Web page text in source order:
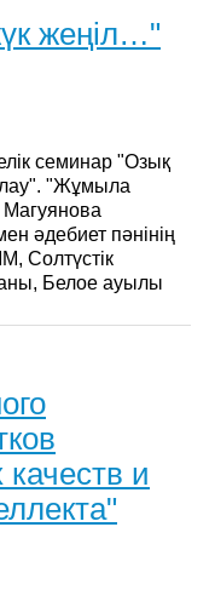
жеңіл…"
семинар "Озық
"Жұмыла
әдебиет пәнінің
Солтүстік
Белое ауылы
и